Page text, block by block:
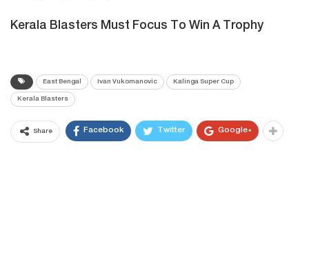
Kerala Blasters Must Focus To Win A Trophy
East Bengal Ivan Vukomanovic Kalinga Super Cup
Kerala Blasters
Share Facebook Twitter Google+